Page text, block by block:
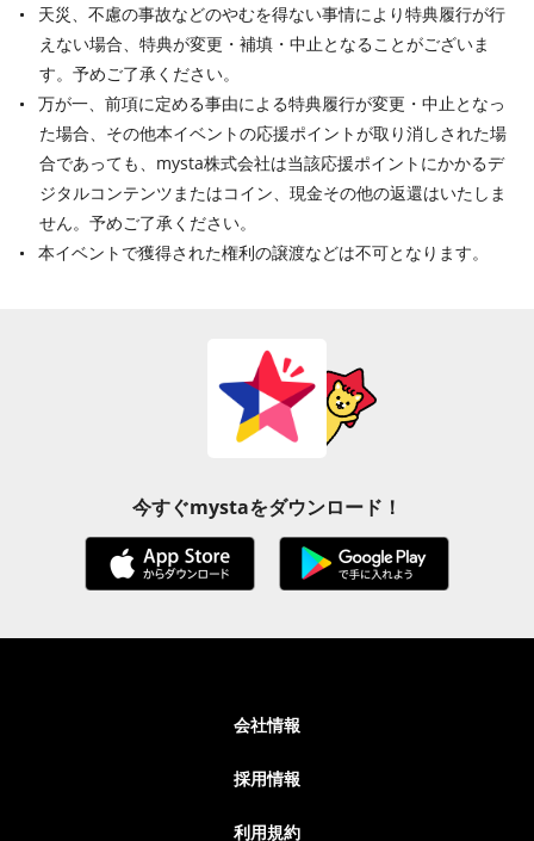
天災、不慮の事故などのやむを得ない事情により特典履行が行
えない場合、特典が変更・補填・中止となることがございま
す。予めご了承ください。
万が一、前項に定める事由による特典履行が変更・中止となっ
た場合、その他本イベントの応援ポイントが取り消しされた場
合であっても、mysta株式会社は当該応援ポイントにかかるデ
ジタルコンテンツまたはコイン、現金その他の返還はいたしま
せん。予めご了承ください。
本イベントで獲得された権利の譲渡などは不可となります。
今すぐmystaをダウンロード！
会社情報
採用情報
利用規約